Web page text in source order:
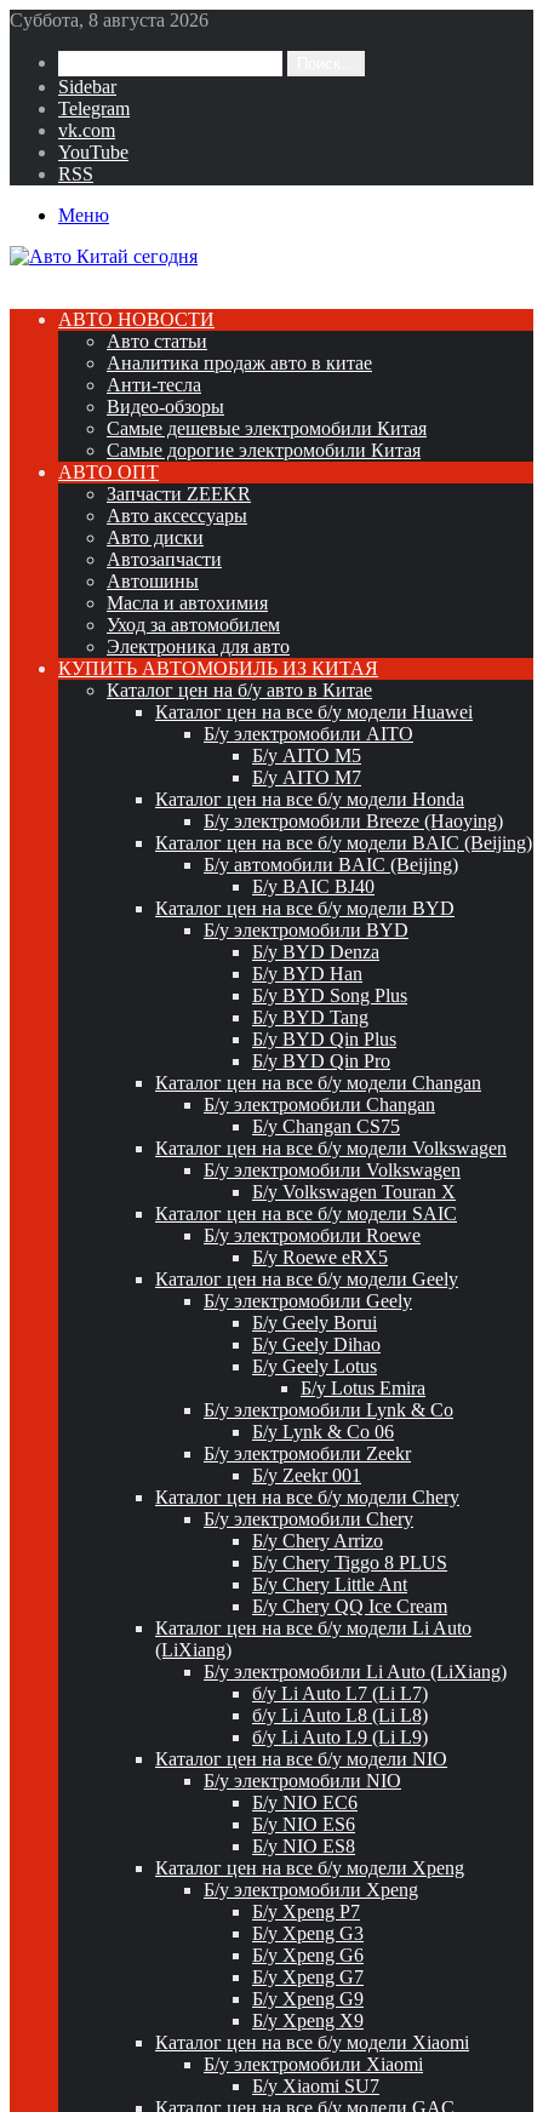
Суббота, 8 августа 2026
Sidebar
Telegram
vk.com
YouTube
RSS
Меню
АВТО НОВОСТИ
Авто статьи
Аналитика продаж авто в китае
Анти-тесла
Видео-обзоры
Самые дешевые электромобили Китая
Самые дорогие электромобили Китая
АВТО ОПТ
Запчасти ZEEKR
Авто аксессуары
Авто диски
Автозапчасти
Автошины
Масла и автохимия
Уход за автомобилем
Электроника для авто
КУПИТЬ АВТОМОБИЛЬ ИЗ КИТАЯ
Каталог цен на б/у авто в Китае
Каталог цен на все б/у модели Huawei
Б/у электромобили AITO
Б/у AITO M5
Б/у AITO M7
Каталог цен на все б/у модели Honda
Б/у электромобили Breeze (Haoying)
Каталог цен на все б/у модели BAIC (Beijing)
Б/у автомобили BAIC (Beijing)
Б/у BAIC BJ40
Каталог цен на все б/у модели BYD
Б/у электромобили BYD
Б/у BYD Denza
Б/у BYD Han
Б/у BYD Song Plus
Б/у BYD Tang
Б/у BYD Qin Plus
Б/у BYD Qin Pro
Каталог цен на все б/у модели Changan
Б/у электромобили Changan
Б/у Changan CS75
Каталог цен на все б/у модели Volkswagen
Б/у электромобили Volkswagen
Б/у Volkswagen Touran X
Каталог цен на все б/у модели SAIC
Б/у электромобили Roewe
Б/у Roewe eRX5
Каталог цен на все б/у модели Geely
Б/у электромобили Geely
Б/у Geely Borui
Б/у Geely Dihao
Б/у Geely Lotus
Б/у Lotus Emira
Б/у электромобили Lynk & Co
Б/у Lynk & Co 06
Б/у электромобили Zeekr
Б/у Zeekr 001
Каталог цен на все б/у модели Chery
Б/у электромобили Chery
Б/у Chery Arrizo
Б/у Chery Tiggo 8 PLUS
Б/у Chery Little Ant
Б/у Chery QQ Ice Cream
Каталог цен на все б/у модели Li Auto
(LiXiang)
Б/у электромобили Li Auto (LiXiang)
б/у Li Auto L7 (Li L7)
б/у Li Auto L8 (Li L8)
б/у Li Auto L9 (Li L9)
Каталог цен на все б/у модели NIO
Б/у электромобили NIO
Б/у NIO EC6
Б/у NIO ES6
Б/у NIO ES8
Каталог цен на все б/у модели Xpeng
Б/у электромобили Xpeng
Б/у Xpeng P7
Б/у Xpeng G3
Б/у Xpeng G6
Б/у Xpeng G7
Б/у Xpeng G9
Б/у Xpeng X9
Каталог цен на все б/у модели Xiaomi
Б/у электромобили Xiaomi
Б/у Xiaomi SU7
Каталог цен на все б/у модели GAC